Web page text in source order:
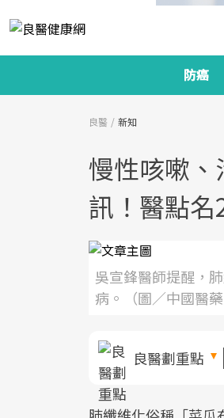
防癌
良醫 新知
慢性咳嗽
訊！醫點
吳宣鋒醫師提醒，
病。（圖／中國醫
良醫劃重點